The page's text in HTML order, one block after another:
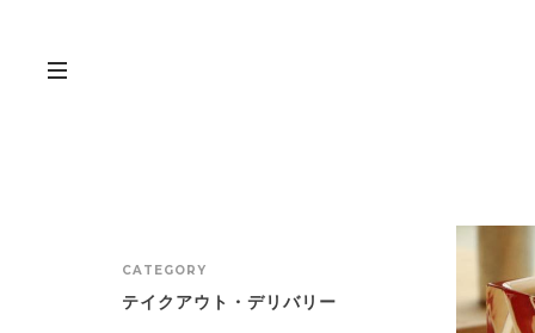
CATEGORY
テイクアウト・デリバリー